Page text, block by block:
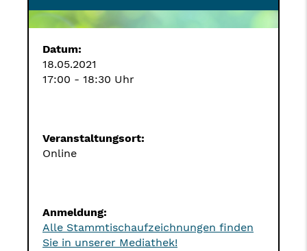
Datum:
18.05.2021
17:00 - 18:30 Uhr
Veranstaltungsort:
Online
Anmeldung:
Alle Stammtischaufzeichnungen finden
Sie in unserer Mediathek!